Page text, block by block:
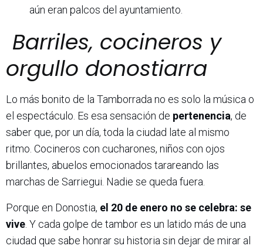
aún eran palcos del ayuntamiento.
Barriles, cocineros y
orgullo donostiarra
Lo más bonito de la Tamborrada no es solo la música o
el espectáculo. Es esa sensación de pertenencia, de
saber que, por un día, toda la ciudad late al mismo
ritmo. Cocineros con cucharones, niños con ojos
brillantes, abuelos emocionados tarareando las
marchas de Sarriegui. Nadie se queda fuera.
Porque en Donostia, el 20 de enero no se celebra: se
vive . Y cada golpe de tambor es un latido más de una
ciudad que sabe honrar su historia sin dejar de mirar al